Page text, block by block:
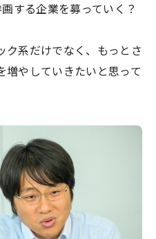
する企業を募っていく？
ク系だけでなく、もっとさ
増やしていきたいと思って